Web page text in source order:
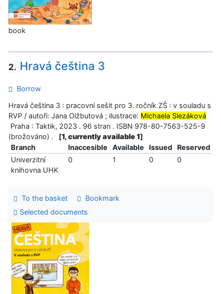
book
2. Hravá čeština 3
Borrow
Hravá čeština 3 : pracovní sešit pro 3. ročník ZŠ : v souladu s
RVP / autoři: Jana Olžbutová ; ilustrace: Michaela Slezáková
Praha : Taktik, 2023 . 96 stran . ISBN 978-80-7563-525-9
(brožováno) .
[1, currently available 1]
Branch
Inaccesible Available Issued
Reserved
Univerzitní
knihovna UHK
0 1 0 0
To the basket
Bookmark
Selected documents